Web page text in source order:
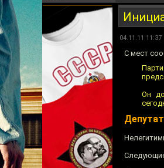
04.11.11 11:37 |
C мест
Он